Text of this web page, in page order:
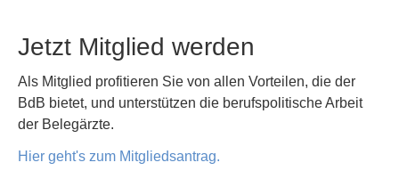
Jetzt Mitglied werden
Als Mitglied profitieren Sie von allen Vorteilen, die der
BdB bietet, und unterstützen die berufspolitische Arbeit
der Belegärzte.
Hier geht's zum Mitgliedsantrag.